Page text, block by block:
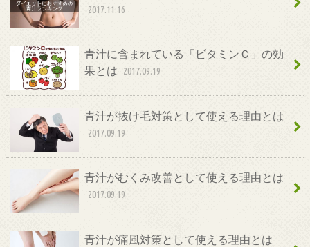
2017.11.16
青汁に含まれている「ビタミンＣ」の効
果とは 2017.09.19
青汁が抜け毛対策として使える理由とは
2017.09.19
青汁がむくみ改善として使える理由とは
2017.09.19
青汁が痛風対策として使える理由とは